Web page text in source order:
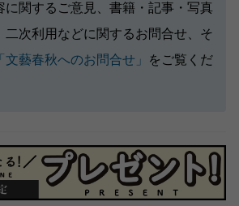
に関するご意見、書籍・記事・写真
二次利用などに関するお問合せ、そ
「文藝春秋へのお問合せ」
をご覧くだ